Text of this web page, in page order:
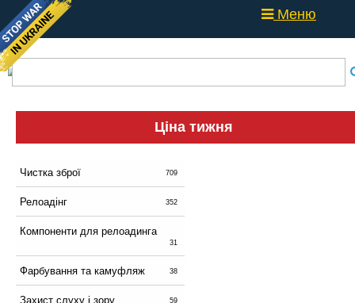
Меню
Ціна тижня
Чистка зброї 709
Релоадінг 352
Компоненти для релоадинга
31
Фарбування та камуфляж 38
Захист слуху і зору 59